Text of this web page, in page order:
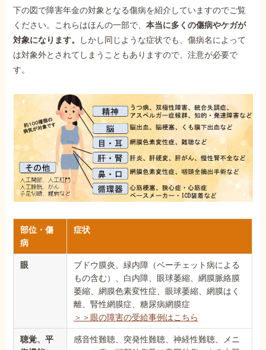
下の図で障害年金の対象となる傷病を紹介していますのでご覧
ください。これらはほんの一部で、本当に多くの傷病やケガが
対象になります。
しかし同じような症状でも、傷病名によって
は対象外とされてしまうこともありますので、注意が必要で
す。
部位・傷
病
症状
眼
ブドウ膜炎、緑内障（ベーチェット病による
もの含む）、白内障、眼球萎縮、網膜脈絡膜
萎縮、網膜色素変性症、眼球萎縮、網膜はく
離、腎性網膜症、糖尿病網膜症
＞＞眼の障害の受給事例はこちら
聴覚、平
感音性難聴、突発性難聴、神経性難聴、メニ